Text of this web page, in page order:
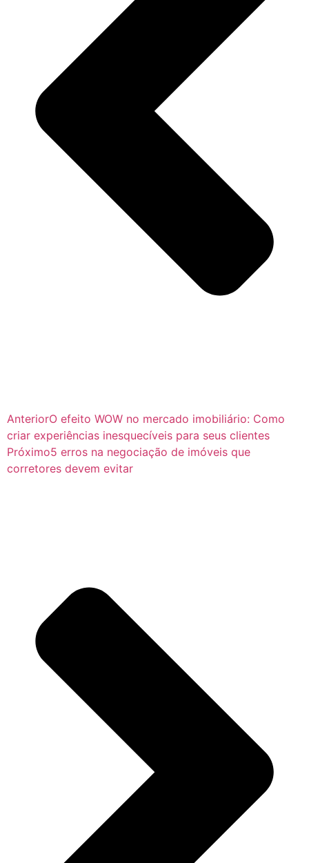
AnteriorO efeito WOW no mercado imobiliário: Como
criar experiências inesquecíveis para seus clientes
Próximo5 erros na negociação de imóveis que
corretores devem evitar